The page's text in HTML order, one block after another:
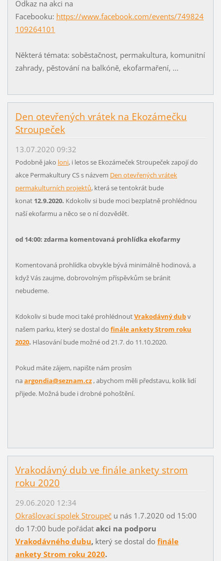
Odkaz na akci na
Facebooku: https://www.facebook.com/events/749824
109264101
Některá témata: soběstačnost, permakultura, komunitní
zahrady, pěstování na balkóně, ekofarmaření, ...
Den otevřených vrátek na Ekozámečku
Stroupeček
13.07.2020 09:32
Podobně jako loni, i letos se Ekozámeček Stroupeček zapojí do
akce Permakultury CS s názvem Den otevřených vrátek
permakulturních projektů, která se tentokrát bude
konat 12.9.2020. Kdokoliv si bude moci bezplatně prohlédnou
naší ekofarmu a něco se o ní dozvědět.
od 14:00: zdarma komentovaná prohlídka ekofarmy
Komentovaná prohlídka obvykle bývá minimálně hodinová, a
když Vás zaujme, dobrovolným příspěvkům se bránit
nebudeme.
Kdokoliv si bude moci také prohlédnoutVrakodávný dubv
našem parku, který se dostal do finále ankety Strom roku
2020. Hlasování bude možné od 21.7. do 11.10.2020.
Pokud máte zájem, napište nám prosím
na argondia@seznam.cz, abychom měli představu, kolik lidí
přijede. Možná bude i drobné pohoštění.
Vrakodávný dub ve finále ankety strom
roku 2020
29.06.2020 12:34
Okrašlovací spolek Stroupeču nás 1.7.2020 od 15:00
do 17:00 bude pořádat akci na podporu
Vrakodávného dubu, který se dostal do finále
ankety Strom roku 2020.